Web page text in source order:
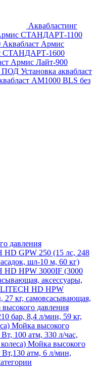
Аквабластинг
СТАНДАРТ-1100
Аквабласт Армис
СТАНДАРТ-1600
Армис Лайт-900
ПОД Установка аквабласт
AM1000 BLS без
давления
GPW 250 (15 лс, 248
шл-10 м, 60 кг)
HD HPW 3000IF (3000
аксессуары,
HD HPW
27 кг, самовсасывающая,
давления
бар, 8,4 л/мин, 59 кг,
Мойка высокого
100 атм, 330 л/час,
Мойка высокого
атм, 6 л/мин,